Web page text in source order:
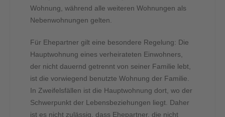
Wohnung, während alle weiteren Wohnungen als
Nebenwohnungen gelten.
Für Ehepartner gilt eine besondere Regelung: Die
Hauptwohnung eines verheirateten Einwohners,
der nicht dauernd getrennt von seiner Familie lebt,
ist die vorwiegend benutzte Wohnung der Familie.
In Zweifelsfällen ist die Hauptwohnung dort, wo der
Schwerpunkt der Lebensbeziehungen liegt. Daher
ist es nicht zulässig, dass Ehepartner, die nicht